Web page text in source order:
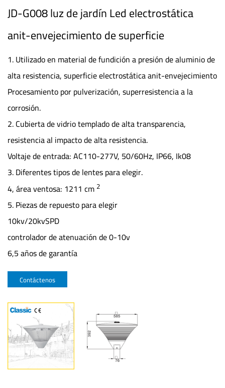
JD-G008 luz de jardín Led electrostática
anit-envejecimiento de superficie
1. Utilizado en material de fundición a presión de aluminio de
alta resistencia, superficie electrostática anit-envejecimiento
Procesamiento por pulverización, superresistencia a la
corrosión.
2. Cubierta de vidrio templado de alta transparencia,
resistencia al impacto de alta resistencia.
Voltaje de entrada: AC110-277V, 50/60Hz, IP66, Ik08
3. Diferentes tipos de lentes para elegir.
4, área ventosa: 1211 cm 2
5. Piezas de repuesto para elegir
10kv/20kvSPD
controlador de atenuación de 0-10v
6,5 años de garantía
Contáctenos